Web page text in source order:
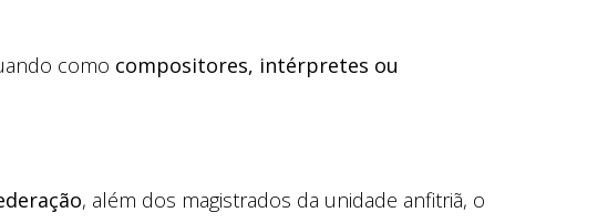
como compositores, intérpretes ou
, além dos magistrados da unidade anfitriã, o